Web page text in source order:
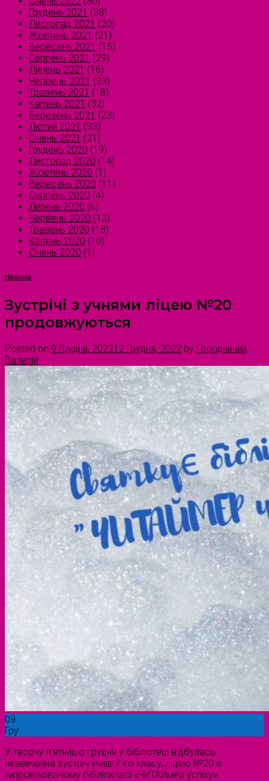
Грудень 2021 (38)
Листопад 2021 (20)
Жовтень 2021 (21)
Вересень 2021 (15)
Серпень 2021 (29)
Липень 2021 (16)
Червень 2021 (23)
Травень 2021 (18)
Квітень 2021 (32)
Березень 2021 (23)
Лютий 2021 (33)
Січень 2021 (21)
Грудень 2020 (19)
Листопад 2020 (14)
Жовтень 2020 (1)
Вересень 2020 (11)
Серпень 2020 (4)
Липень 2020 (6)
Червень 2020 (13)
Травень 2020 (18)
Квітень 2020 (10)
Січень 2020 (1)
Новини
Зустрічі з учнями ліцею №20
продовжуються
Posted on 9 Грудня, 202212 Грудня, 2022 by Городничий
Валерій
09
Гру
У творчу п’ятницю грудня у бібліотеці відбулась
незвичайна зустріч учнів 7-го класу, ліцею №20 в
імпровізованому бібліокласі «ЧИТАЙмер успіху».